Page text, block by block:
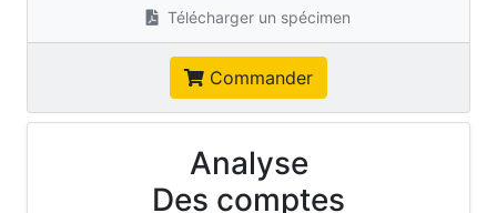
Télécharger un spécimen
Commander
Analyse
Des comptes